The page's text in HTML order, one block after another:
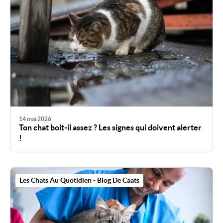
14 mai 2026
Ton chat boit-il assez ? Les signes qui doivent alerter
!
Les Chats Au Quotidien - Blog De Caats